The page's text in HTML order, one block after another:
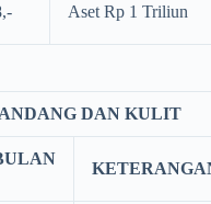
Aset Rp 1 Triliun
DAN KULIT